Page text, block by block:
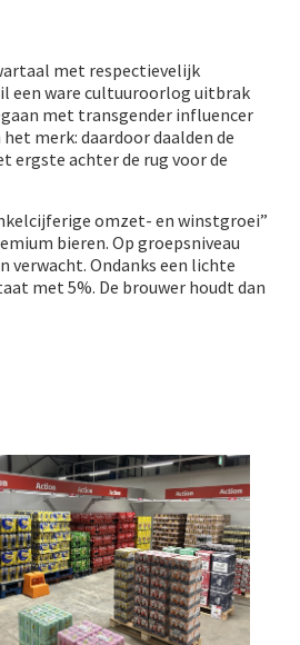
met respectievelijk
een ware cultuuroorlog uitbrak
met transgender influencer
merk: daardoor daalden de
ergste achter de rug voor de
omzet- en winstgroei”
bieren. Op groepsniveau
verwacht. Ondanks een lichte
met 5%. De brouwer houdt dan